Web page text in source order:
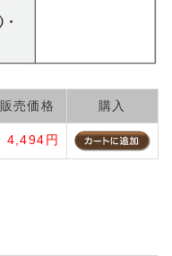
販売価格 購入
4,494円